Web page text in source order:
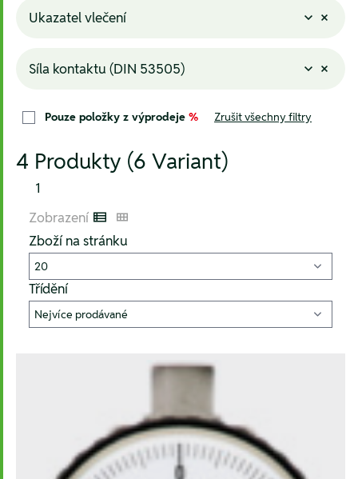
Ukazatel vlečení
Síla kontaktu (DIN 53505)
Pouze položky z výprodeje % Zrušit všechny filtry
4 Produkty (6 Variant)
1
Zobrazení Listenansicht
Kachelansicht
Zboží na stránku
Třídění